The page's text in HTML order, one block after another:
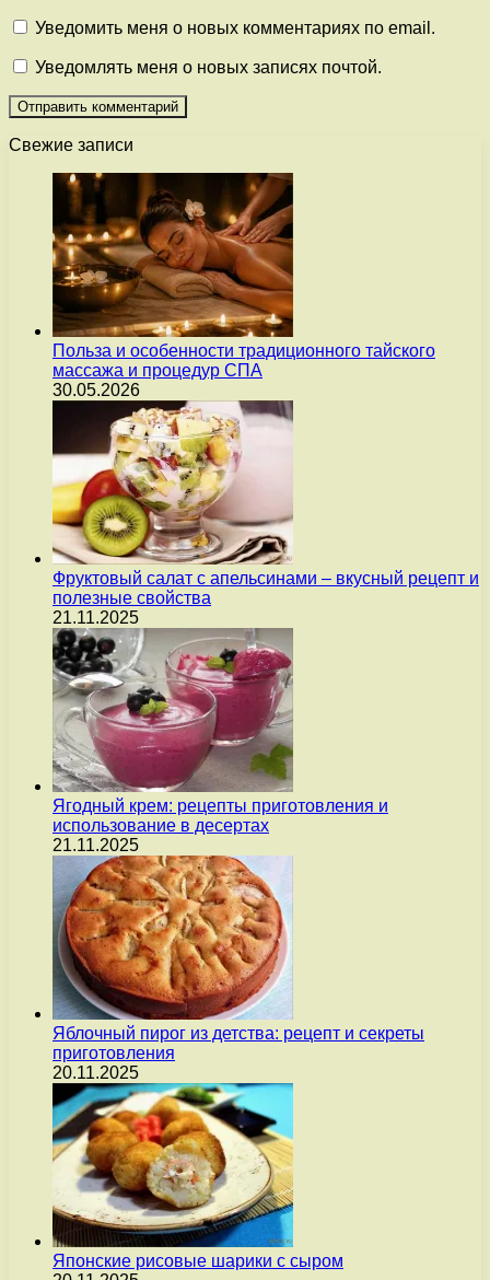
Уведомить меня о новых комментариях по email.
Уведомлять меня о новых записях почтой.
Свежие записи
Польза и особенности традиционного тайского
массажа и процедур СПА
30.05.2026
Фруктовый салат с апельсинами – вкусный рецепт и
полезные свойства
21.11.2025
Ягодный крем: рецепты приготовления и
использование в десертах
21.11.2025
Яблочный пирог из детства: рецепт и секреты
приготовления
20.11.2025
Японские рисовые шарики с сыром